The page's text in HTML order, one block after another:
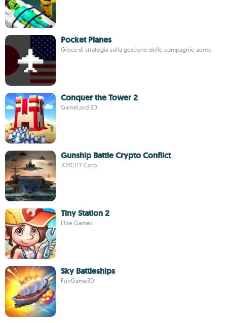
Pocket Planes
Gioco di strategia sulla gestione delle compagnie aeree
Conquer the Tower 2
GameLord 3D
Gunship Battle Crypto Conflict
JOYCITY Corp.
Tiny Station 2
Elite Games
Sky Battleships
FunGame3D